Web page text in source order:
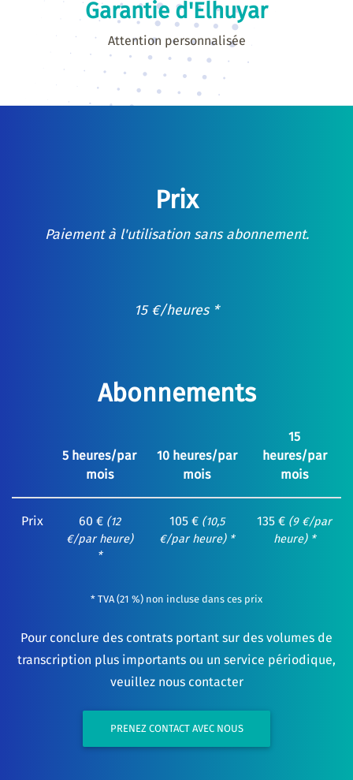
Garantie d'Elhuyar
Attention personnalisée
Prix
Paiement à l'utilisation sans abonnement.
15 €/heures *
Abonnements
5 heures/par
mois
10 heures/par
mois
15
heures/par
mois
Prix 60 € (12
€/par heure)
*
105 € (10,5
€/par heure) *
135 € (9 €/par
heure) *
* TVA (21 %) non incluse dans ces prix
Pour conclure des contrats portant sur des volumes de
transcription plus importants ou un service périodique,
veuillez nous contacter
PRENEZ CONTACT AVEC NOUS